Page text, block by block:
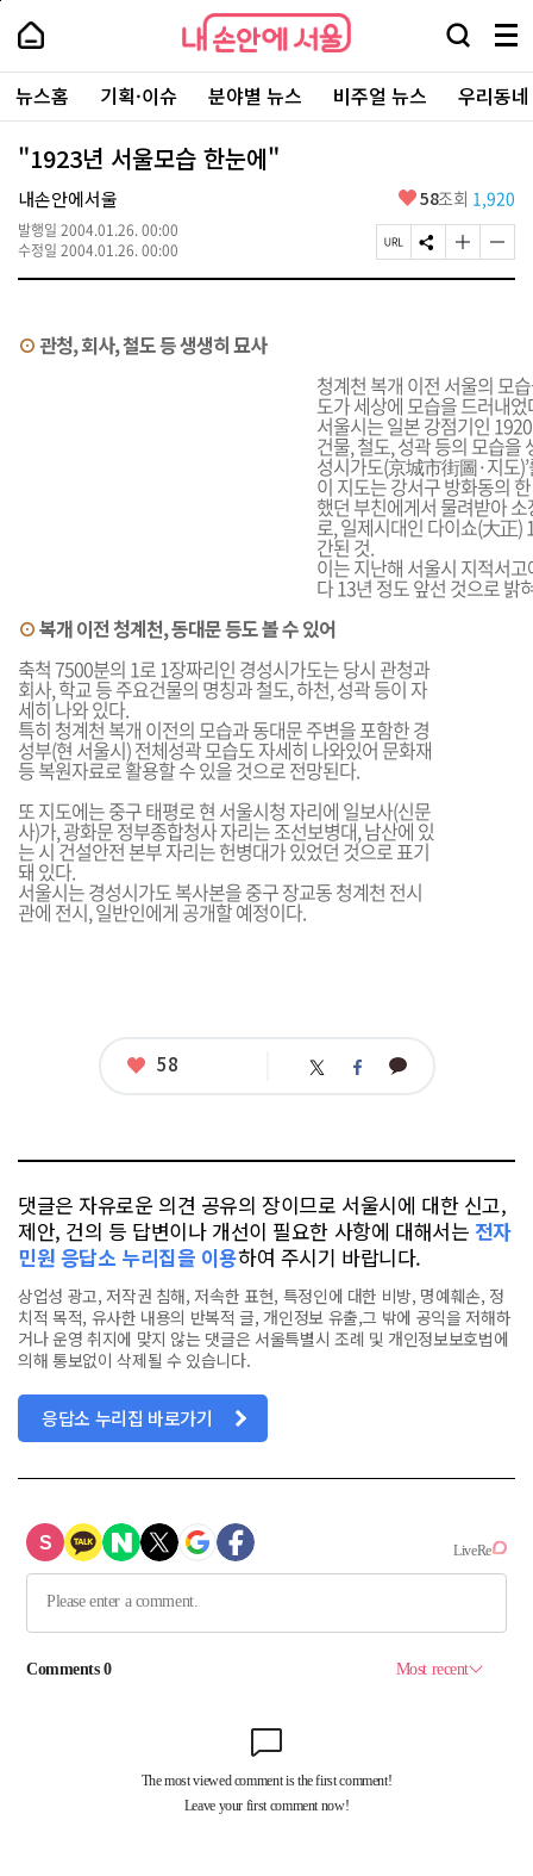
본
로
가
내
손
안
에
서
울
-
서
울
시
대
표
소
털
내
손
에
울
검
창
열
기
메
뉴
전
체
보
주
요
서
뉴스홈 기획·이슈 분야별 뉴스 비주얼 뉴스 우리동
"1923년 서울모습 한눈에"
내손안에서울
발행일 2004.01.26. 00:00
수정일 2004.01.26. 00:00
좋
요
58조회 1,920
페
이
복
사
S
N
기
글
자
변
경
하
기
글
자
변
경
하
기
⊙관청, 회사, 철도 등 생생히 묘사
청계천 복개 이전 서울의 모
도가 세상에 모습을 드러내었
서울시는 일본 강점기인
건물, 철도, 성곽 등의 모습을
성시가도(京城市街圖·지도
이 지도는 강서구 방화동의
했던 부친에게서 물려받아
로, 일제시대인 다이쇼(大正)
간된 것.
이는 지난해 서울시 지적서고
다 13년 정도 앞선 것으로 밝
⊙복개 이전 청계천, 동대문 등도 볼 수 있어
축척 7500분의 1로 1장짜리인 경성시가도는 당시 관청과
회사, 학교 등 주요건물의 명칭과 철도, 하천, 성곽 등이 자
세히 나와 있다.
특히 청계천 복개 이전의 모습과 동대문 주변을 포함한 경
성부(현 서울시) 전체성곽 모습도 자세히 나와있어 문화재
등 복원자료로 활용할 수 있을 것으로 전망된다.
또 지도에는 중구 태평로 현 서울시청 자리에 일보사(신문
사)가, 광화문 정부종합청사 자리는 조선보병대, 남산에 있
는 시 건설안전 본부 자리는 헌병대가 있었던 것으로 표기
돼 있다.
서울시는 경성시가도 복사본을 중구 장교동 청계천 전시
관에 전시, 일반인에게 공개할 예정이다.
좋
58 트 페 카
댓글은 자유로운 의견 공유의 장이므로 서울시에 대한 신고,
제안, 건의 등 답변이나 개선이 필요한 사항에 대해서는 전자
민원 응답소 누리집을 이용하여 주시기 바랍니다.
상업성 광고, 저작권 침해, 저속한 표현, 특정인에 대한 비방, 명예훼손, 정
치적 목적, 유사한 내용의 반복적 글, 개인정보 유출,그 밖에 공익을 저해하
거나 운영 취지에 맞지 않는 댓글은 서울특별시 조례 및 개인정보보호법에
의해 통보없이 삭제될 수 있습니다.
응답소 누리집 바로가기
페
상
단
로